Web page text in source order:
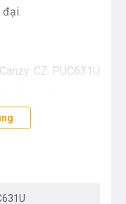
đại.
CZ PUC631U
lò phải lên đến
ăn trở nên nhanh